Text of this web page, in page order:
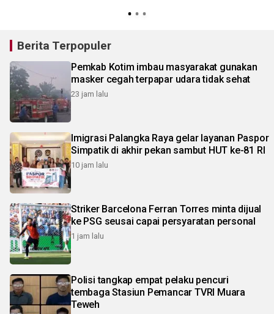
Berita Terpopuler
Pemkab Kotim imbau masyarakat gunakan
masker cegah terpapar udara tidak sehat
23 jam lalu
Imigrasi Palangka Raya gelar layanan Paspor
Simpatik di akhir pekan sambut HUT ke-81 RI
10 jam lalu
Striker Barcelona Ferran Torres minta dijual
ke PSG seusai capai persyaratan personal
1 jam lalu
Polisi tangkap empat pelaku pencuri
tembaga Stasiun Pemancar TVRI Muara
Teweh